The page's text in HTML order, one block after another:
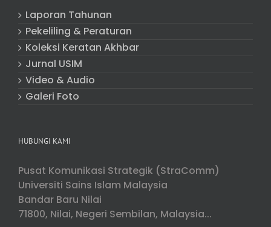
Laporan Tahunan
Pekeliling & Peraturan
Koleksi Keratan Akhbar
Jurnal USIM
Video & Audio
Galeri Foto
HUBUNGI KAMI
Pusat Komunikasi Strategik (StraComm)
Universiti Sains Islam Malaysia
Bandar Baru Nilai
71800, Nilai, Negeri Sembilan, Malaysia...